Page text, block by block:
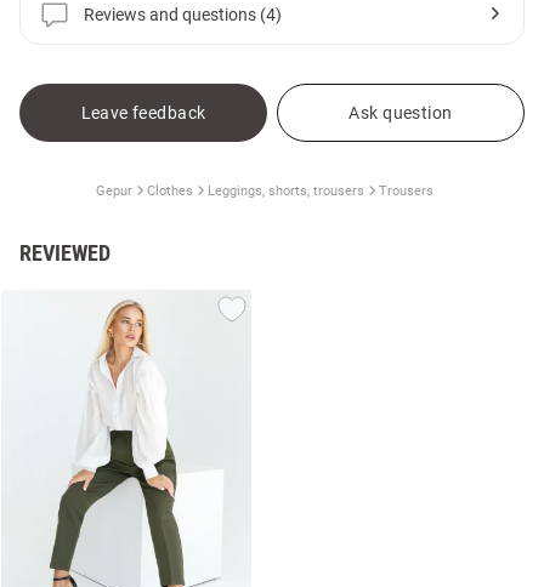
Reviews and questions (4)
Leave feedback Ask question
Gepur Clothes Leggings, shorts, trousers Trousers
REVIEWED